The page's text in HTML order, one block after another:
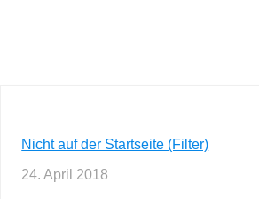
Nicht auf der Startseite (Filter)
24. April 2018